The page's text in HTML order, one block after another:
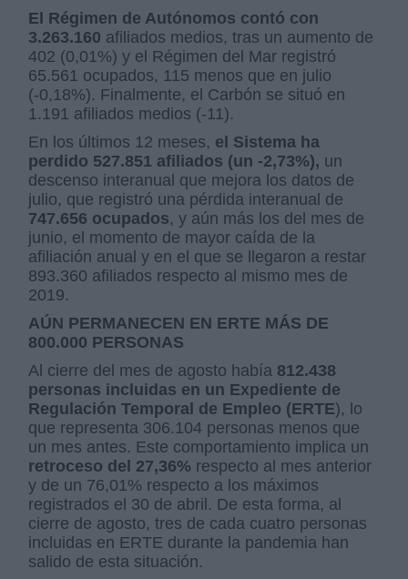
El Régimen de Autónomos contó con
3.263.160 afiliados medios, tras un aumento de
402 (0,01%) y el Régimen del Mar registró
65.561 ocupados, 115 menos que en julio
(-0,18%). Finalmente, el Carbón se situó en
1.191 afiliados medios (-11).
En los últimos 12 meses, el Sistema ha
perdido 527.851 afiliados (un -2,73%), un
descenso interanual que mejora los datos de
julio, que registró una pérdida interanual de
747.656 ocupados, y aún más los del mes de
junio, el momento de mayor caída de la
afiliación anual y en el que se llegaron a restar
893.360 afiliados respecto al mismo mes de
2019.
AÚN PERMANECEN EN ERTE MÁS DE
800.000 PERSONAS
Al cierre del mes de agosto había 812.438
personas incluidas en un Expediente de
Regulación Temporal de Empleo (ERTE), lo
que representa 306.104 personas menos que
un mes antes. Este comportamiento implica un
retroceso del 27,36% respecto al mes anterior
y de un 76,01% respecto a los máximos
registrados el 30 de abril. De esta forma, al
cierre de agosto, tres de cada cuatro personas
incluidas en ERTE durante la pandemia han
salido de esta situación.